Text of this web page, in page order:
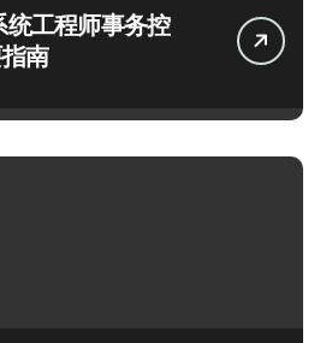
统工程师事务控
南